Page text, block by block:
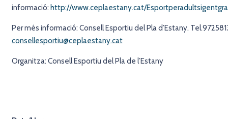
informació: http://www.ceplaestany.cat/
Per més informació: Consell Esportiu del Pla d’Estany.
consellesportiu@ceplaestany.cat
Organitza: Consell Esportiu del Pla de l’Estany